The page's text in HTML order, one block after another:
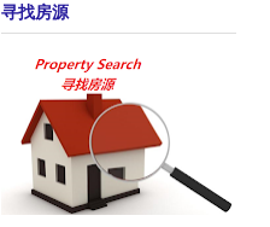
寻找房源